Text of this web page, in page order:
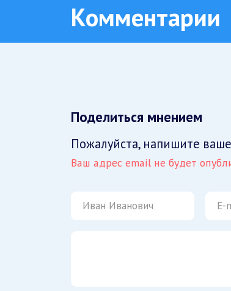
Комментарии
Поделиться мнением
Пожалуйста, напишите
Ваш адрес email не будет